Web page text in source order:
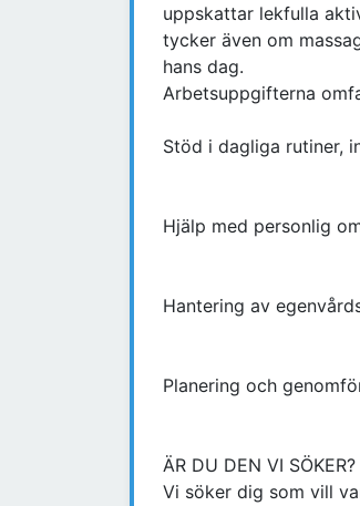
uppskattar lekfulla
tycker även om
hans dag.
Arbetsuppgifterna
Stöd i dagliga rutiner,
Hjälp med personlig
Hantering av
Planering och
ÄR DU DEN VI SÖKER?
Vi söker dig som vill